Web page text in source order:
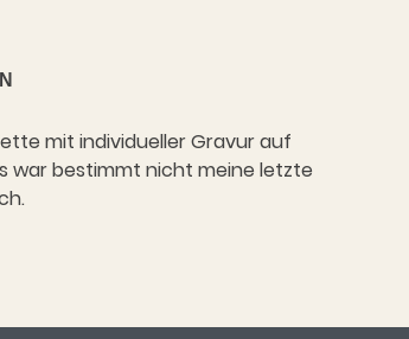
mit individueller Gravur auf
war bestimmt nicht meine letzte